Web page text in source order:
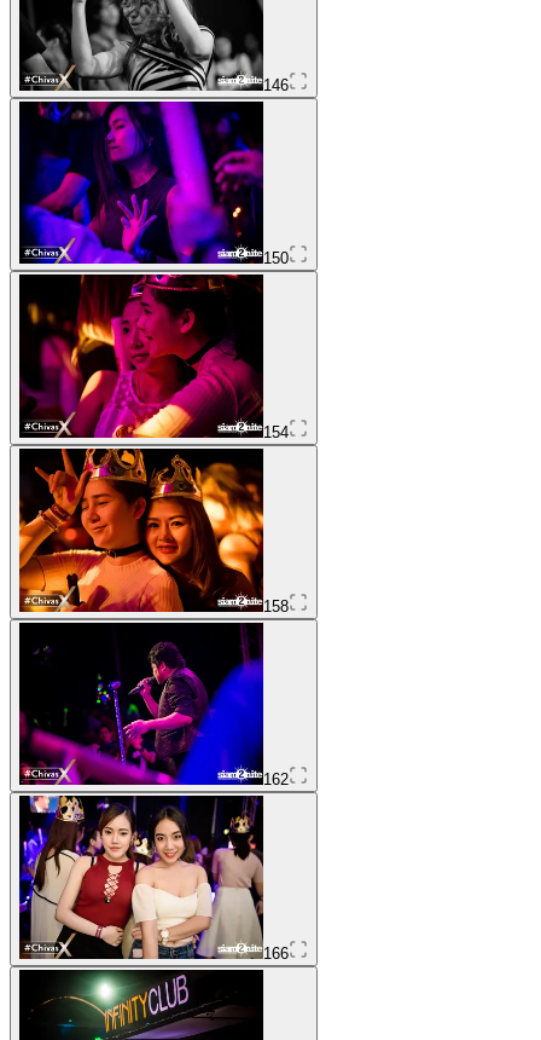
146
150
154
158
162
166